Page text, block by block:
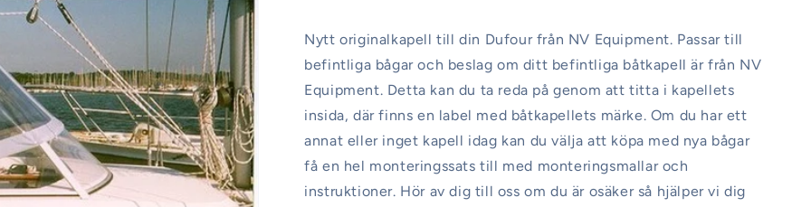
Nytt originalkapell till din Dufour från NV Equipment. Passar till
befintliga bågar och beslag om ditt befintliga båtkapell är från NV
Equipment. Detta kan du ta reda på genom att titta i kapellets
insida, där finns en label med båtkapellets märke. Om du har ett
annat eller inget kapell idag kan du välja att köpa med nya bågar
få en hel monteringssats till med monteringsmallar och
instruktioner. Hör av dig till oss om du är osäker så hjälper vi dig